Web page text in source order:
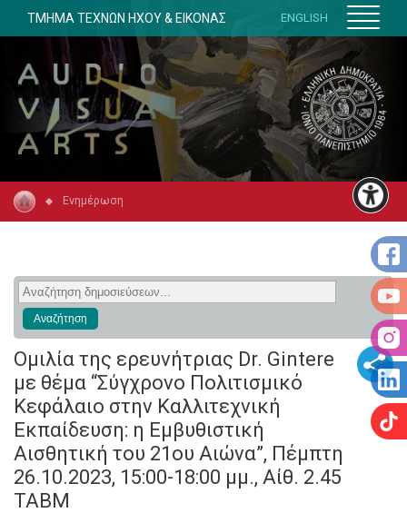
ΤΜΗΜΑ ΤΕΧΝΩΝ ΗΧΟΥ & ΕΙΚΟΝΑΣ ENGLISH
Ενημέρωση
Ομιλία της ερευνήτριας Dr. Gintere
με θέμα “Σύγχρονο Πολιτισμικό
Κεφάλαιο στην Καλλιτεχνική
Εκπαίδευση: η Εμβυθιστική
Αισθητική του 21ου Αιώνα”, Πέμπτη
26.10.2023, 15:00-18:00 μμ., Αίθ. 2.45
ΤΑΒΜ